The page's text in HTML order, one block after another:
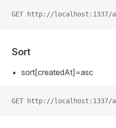
GET http://
Sort
sort[createdAt]=asc
GET http://localhost:1337/